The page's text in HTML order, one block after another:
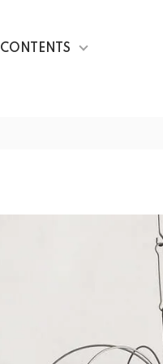
CONTENTS